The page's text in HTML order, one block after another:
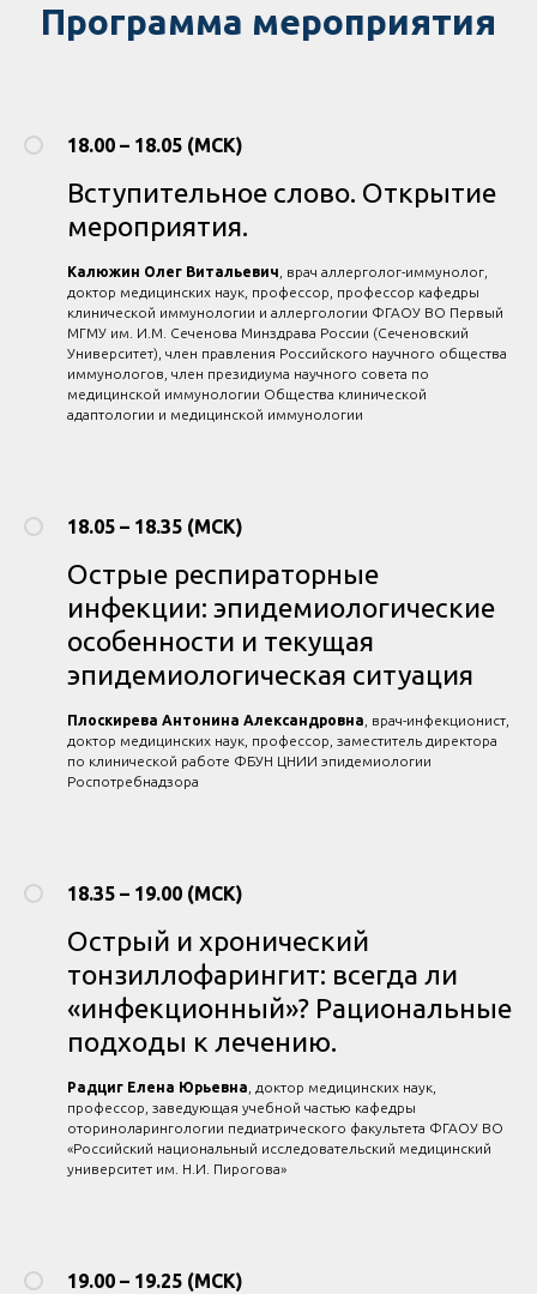
Программа мероприятия
18.00 – 18.05 (МСК)
Вступительное слово. Открытие
мероприятия.
Калюжин Олег Витальевич , врач аллерголог-иммунолог,
доктор медицинских наук, профессор, профессор кафедры
клинической иммунологии и аллергологии ФГАОУ ВО Первый
МГМУ им. И.М. Сеченова Минздрава России (Сеченовский
Университет), член правления Российского научного общества
иммунологов, член президиума научного совета по
медицинской иммунологии Общества клинической
адаптологии и медицинской иммунологии
18.05 – 18.35 (МСК)
Острые респираторные
инфекции: эпидемиологические
особенности и текущая
эпидемиологическая ситуация
Плоскирева Антонина Александровна , врач-инфекционист,
доктор медицинских наук, профессор, заместитель директора
по клинической работе ФБУН ЦНИИ эпидемиологии
Роспотребнадзора
18.35 – 19.00 (МСК)
Острый и хронический
тонзиллофарингит: всегда ли
«инфекционный»? Рациональные
подходы к лечению.
Радциг Елена Юрьевна , доктор медицинских наук,
профессор, заведующая учебной частью кафедры
оториноларингологии педиатрического факультета ФГАОУ ВО
«Российский национальный исследовательский медицинский
университет им. Н.И. Пирогова»
19.00 – 19.25 (МСК)